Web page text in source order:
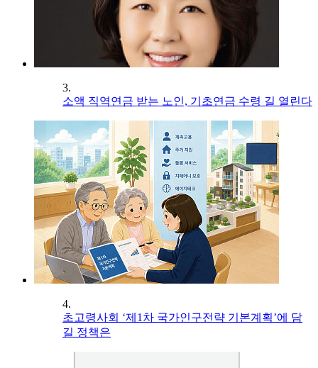
3.
소액 직역연금 받는 노인, 기초연금 수령 길 열린다
4.
초고령사회 ‘제1차 국가인구전략 기본계획’에 담
길 정책은